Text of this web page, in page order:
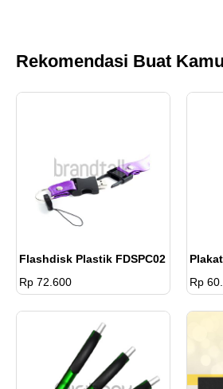
Rekomendasi Buat Kamu
Flashdisk Plastik FDSPC02
Rp 72.600
Rp